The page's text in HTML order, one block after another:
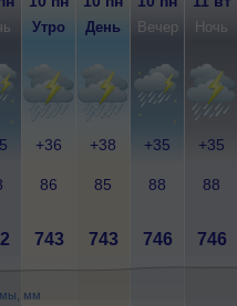
мм
Утро День Вечер Ночь
+36 +38 +35 +35
86 85 88 88
743 743 746 746